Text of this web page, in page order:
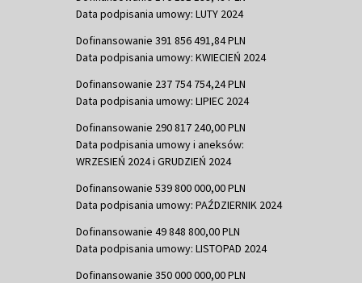
Data podpisania umowy: LUTY 2024
Dofinansowanie 391 856 491,84 PLN
Data podpisania umowy: KWIECIEŃ 2024
Dofinansowanie 237 754 754,24 PLN
Data podpisania umowy: LIPIEC 2024
Dofinansowanie 290 817 240,00 PLN
Data podpisania umowy i aneksów:
WRZESIEŃ 2024 i GRUDZIEŃ 2024
Dofinansowanie 539 800 000,00 PLN
Data podpisania umowy: PAŹDZIERNIK 2024
Dofinansowanie 49 848 800,00 PLN
Data podpisania umowy: LISTOPAD 2024
Dofinansowanie 350 000 000,00 PLN